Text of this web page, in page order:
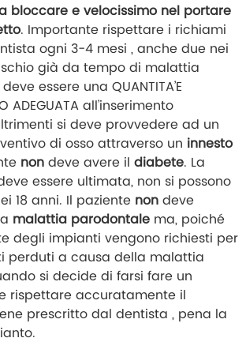
bloccare e velocissimo nel portare
. Importante rispettare i richiami
ogni 3-4 mesi , anche due nei
già da tempo di malattia
essere una QUANTITA’E
ADEGUATA all’inserimento
si deve provvedere ad un
di osso attraverso un innesto
nondeve avere il diabete. La
essere ultimata, non si possono
18 anni. Il paziente nondeve
malattia parodontale ma, poiché
degli impianti vengono richiesti per
perduti a causa della malattia
si decide di farsi fare un
rispettare accuratamente il
prescritto dal dentista , pena la